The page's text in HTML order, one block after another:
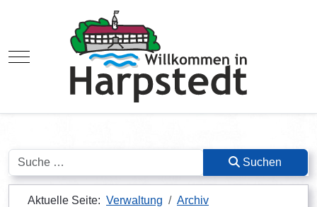
Mobile Menu Toggle
Suchen Suchen
Aktuelle Seite: Verwaltung
Archiv